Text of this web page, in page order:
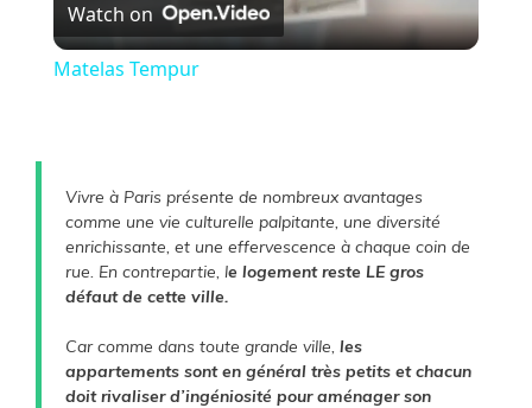
l
V
d
Watch on
Matelas Tempur
Vivre à Paris présente de nombreux avantages
comme une vie culturelle palpitante, une diversité
enrichissante, et une effervescence à chaque coin de
rue. En contrepartie, le logement reste LE gros
défaut de cette ville.
Car comme dans toute grande ville, les
appartements sont en général très petits et chacun
doit rivaliser d’ingéniosité pour aménager son